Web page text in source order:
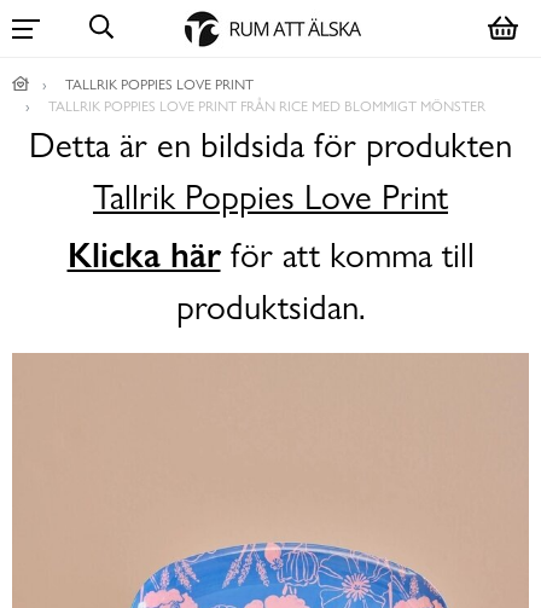
TALLRIK POPPIES LOVE PRINT
TALLRIK POPPIES LOVE PRINT FRÅN RICE MED BLOMMIGT MÖNSTER
Detta är en bildsida för produkten
Tallrik Poppies Love Print
Klicka härför att komma till
produktsidan.